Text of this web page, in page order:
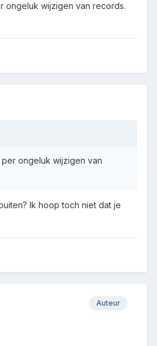
ongeluk wijzigen van records.
ongeluk wijzigen van
Ik hoop toch niet dat je
Auteur